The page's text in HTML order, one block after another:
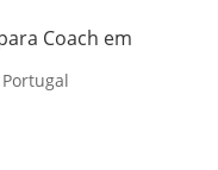
Coach em